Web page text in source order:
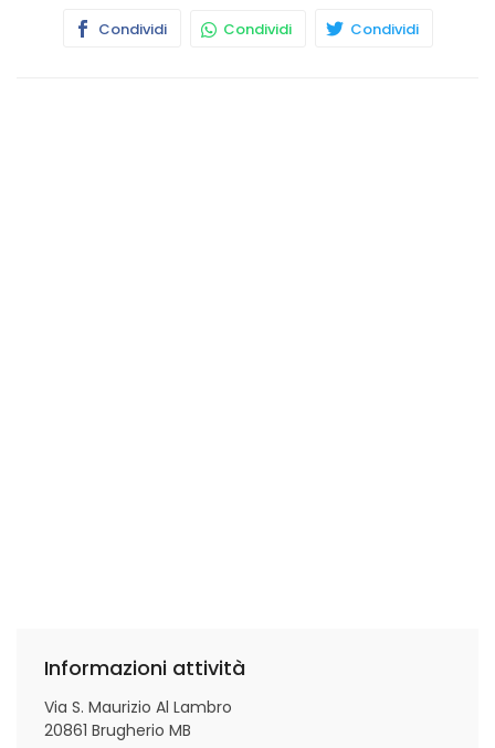
Condividi Condividi Condividi
Informazioni attività
Via S. Maurizio Al Lambro
20861 Brugherio MB